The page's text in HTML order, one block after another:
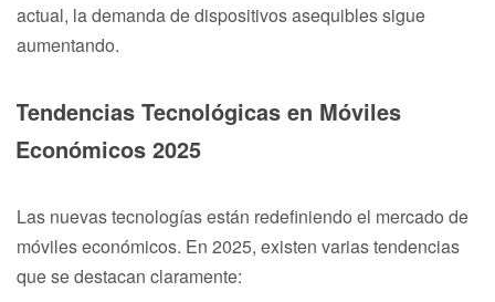
actual, la demanda de dispositivos asequibles sigue
aumentando.
Tendencias Tecnológicas en Móviles
Económicos 2025
Las nuevas tecnologías están redefiniendo el mercado de
móviles económicos. En 2025, existen varias tendencias
que se destacan claramente: